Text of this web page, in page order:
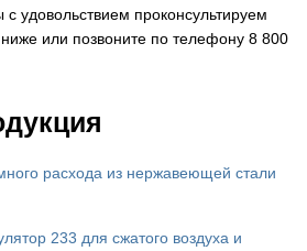
проконсультируем
или позвоните по телефону 8 800
расхода из нержавеющей стали
233 для сжатого воздуха и